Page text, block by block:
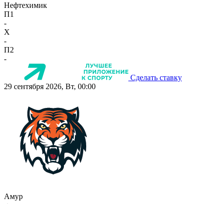
Нефтехимик
П1
-
X
-
П2
-
Сделать ставку
29 сентября 2026, Вт, 00:00
Амур